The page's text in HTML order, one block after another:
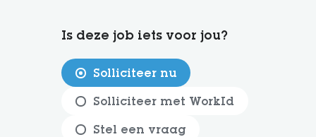
Is deze job iets voor jou?
Solliciteer nu
Solliciteer met WorkId
Stel een vraag